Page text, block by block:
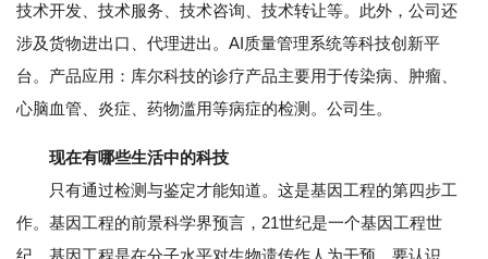
技术开发、技术服务、技术咨询、技术转让等。此外，公司还
涉及货物进出口、代理进出。AI质量管理系统等科技创新平
台。产品应用：库尔科技的诊疗产品主要用于传染病、肿瘤、
心脑血管、炎症、药物滥用等病症的检测。公司生。
现在有哪些生活中的科技
只有通过检测与鉴定才能知道。这是基因工程的第四步工
作。基因工程的前景科学界预言，21世纪是一个基因工程世
纪。基因工程是在分子水平对生物遗传作人为干预，要认识